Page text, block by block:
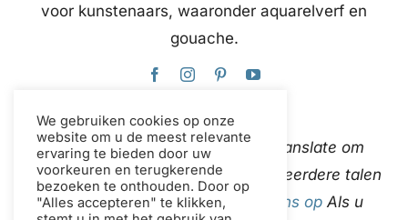
voor kunstenaars, waaronder aquarelverf en
gouache.
Deze website gebruikt Google Translate om
content direct en automatisch in meerdere talen
te vertalen.neem contact met ons opAls u
We gebruiken cookies op onze
website om u de meest relevante
ervaring te bieden door uw
voorkeuren en terugkerende
bezoeken te onthouden. Door op
"Alles accepteren" te klikken,